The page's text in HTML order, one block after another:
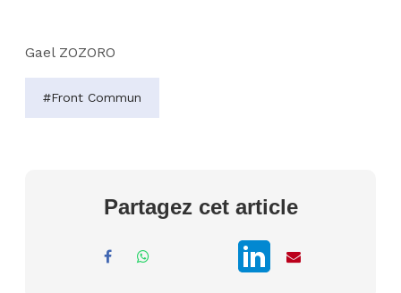
Gael ZOZORO
#Front Commun
Partagez cet article